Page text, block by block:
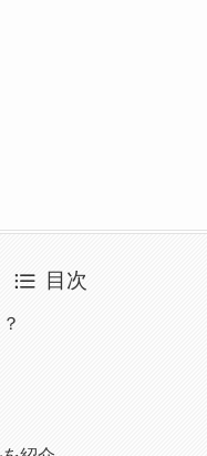
目次